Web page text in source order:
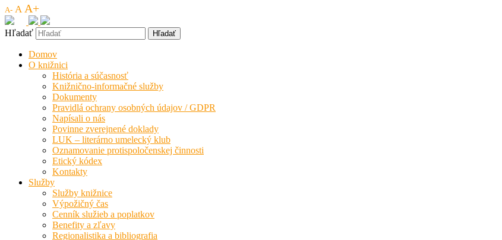
A- A A+
Hľadať
Domov
O knižnici
História a súčasnosť
Knižnično-informačné služby
Dokumenty
Pravidlá ochrany osobných údajov / GDPR
Napísali o nás
Povinne zverejnené doklady
LUK – literárno umelecký klub
Oznamovanie protispoločenskej činnosti
Etický kódex
Kontakty
Služby
Služby knižnice
Výpožičný čas
Cenník služieb a poplatkov
Benefity a zľavy
Regionalistika a bibliografia